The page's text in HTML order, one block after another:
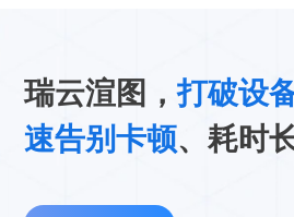
瑞云渲图，打破设
速告别卡顿、耗时